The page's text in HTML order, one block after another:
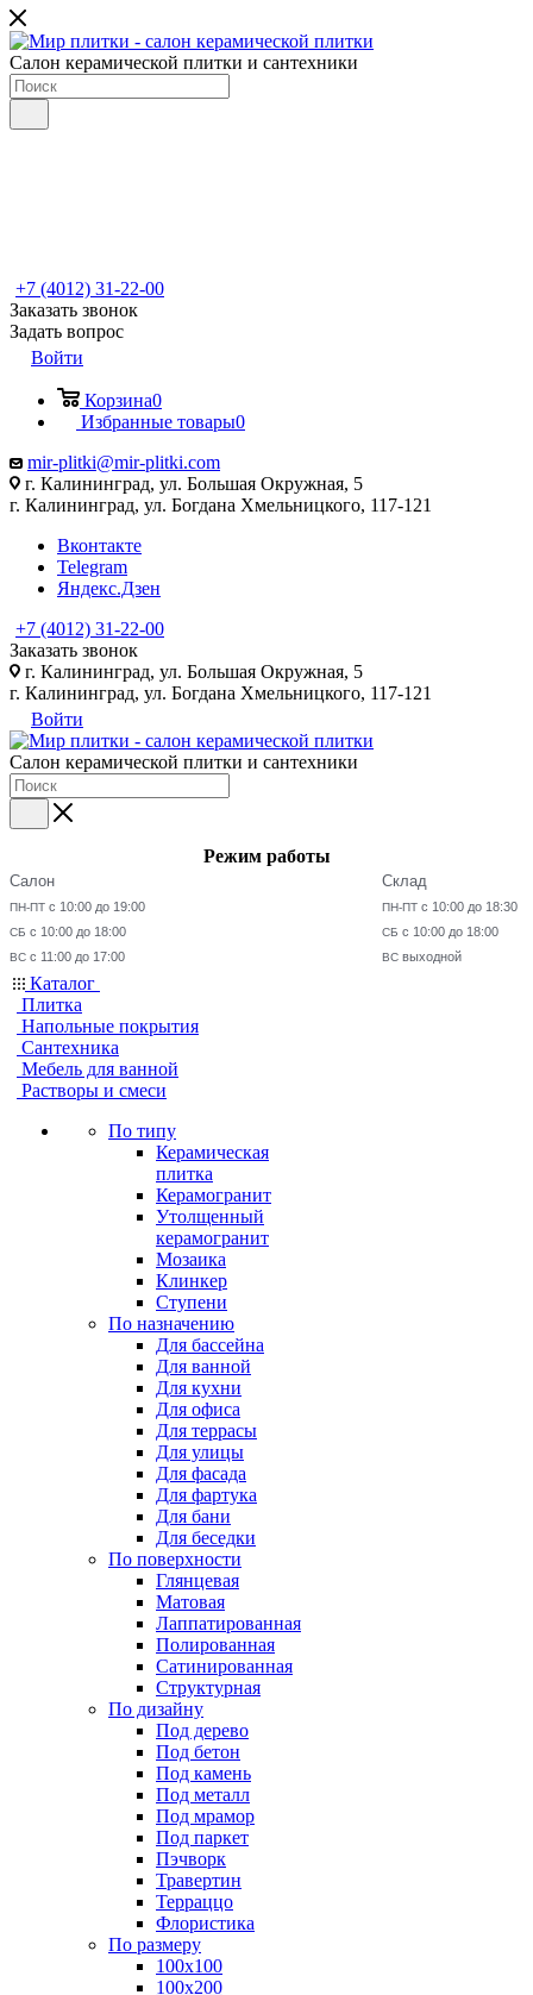
Салон керамической плитки и сантехники
+7 (4012) 31-22-00
Заказать звонок
Задать вопрос
Войти
Корзина0
Избранные товары0
mir-plitki@mir-plitki.com
г. Калининград, ул. Большая Окружная, 5
г. Калининград, ул. Богдана Хмельницкого, 117-121
Вконтакте
Telegram
Яндекс.Дзен
+7 (4012) 31-22-00
Заказать звонок
г. Калининград, ул. Большая Окружная, 5
г. Калининград, ул. Богдана Хмельницкого, 117-121
Войти
Салон керамической плитки и сантехники
Режим работы
Салон
ПН-ПТ с 10:00 до 19:00
СБ с 10:00 до 18:00
ВС с 11:00 до 17:00
Склад
ПН-ПТ с 10:00 до 18:30
СБ с 10:00 до 18:00
ВС выходной
Каталог
Плитка
Напольные покрытия
Сантехника
Мебель для ванной
Растворы и смеси
По типу
Керамическая
плитка
Керамогранит
Утолщенный
керамогранит
Мозаика
Клинкер
Ступени
По назначению
Для бассейна
Для ванной
Для кухни
Для офиса
Для террасы
Для улицы
Для фасада
Для фартука
Для бани
Для беседки
По поверхности
Глянцевая
Матовая
Лаппатированная
Полированная
Сатинированная
Структурная
По дизайну
Под дерево
Под бетон
Под камень
Под металл
Под мрамор
Под паркет
Пэчворк
Травертин
Терраццо
Флористика
По размеру
100х100
100х200